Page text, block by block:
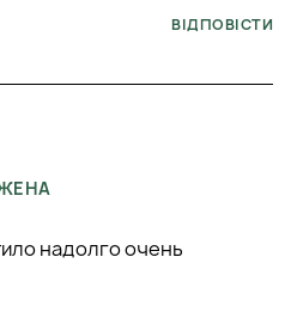
ВІДПОВІСТИ
надолго очень